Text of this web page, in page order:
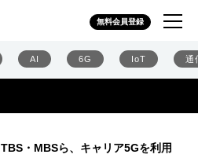
無料会員登録
AI 6G IoT 通
TBS・MBSら、キャリア5Gを利用